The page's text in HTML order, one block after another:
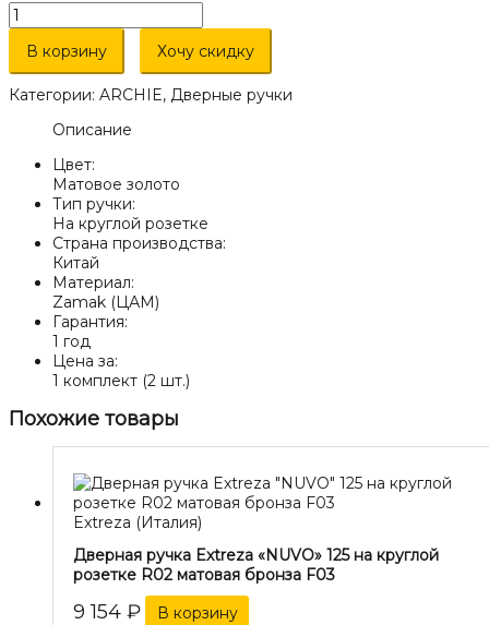
Количество
товара
Дверная
ручка
на
круглой
розетке
S010
матовое
золото
В корзину Хочу скидку
Категории: ARCHIE, Дверные ручки
Описание
Цвет:
Матовое золото
Тип ручки:
На круглой розетке
Страна производства:
Китай
Материал:
Zamak (ЦАМ)
Гарантия:
1 год
Цена за:
1 комплект (2 шт.)
Похожие товары
Extreza (Италия)
Дверная ручка Extreza «NUVO» 125 на круглой
розетке R02 матовая бронза F03
9 154 ₽ В корзину